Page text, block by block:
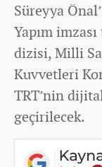
Süreyya
Yapım
dizisi, Milli
Kuvvetleri
TRT’nin
geçirilecek.